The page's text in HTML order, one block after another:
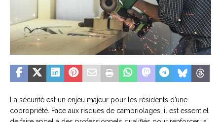
La sécurité est un enjeu majeur pour les résidents d’une
copropriété. Face aux risques de cambriolages, il est essentiel